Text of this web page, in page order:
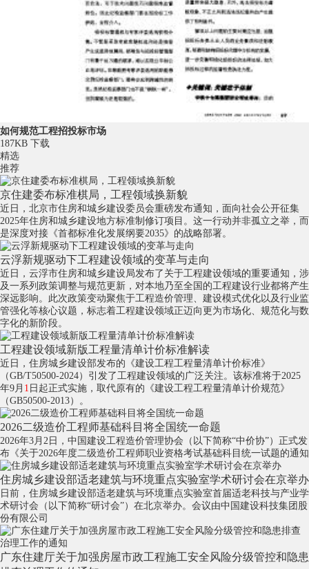
如何规范工程招投标市场
187KB 下载
精选
推荐
京住建委布标准棋局，工程领域换新貌
近日，北京市住房和城乡建设委员会重磅发布通知，面向社会公开征集
2025年住房和城乡建设地方标准制修订项目。这一行动并非孤立之举，而
是深度对接《首都标准化发展纲要2035》的战略部署。
云浮新规驱动下工程建设领域的变革与走向
近日，云浮市住房和城乡建设局发布了关于工程建设领域的重要通知，涉
及一系列政策调整与规范更新，对本地乃至全国的工程建设行业都将产生
深远影响。此次政策变动聚焦于工程造价管理、建设模式优化以及行业监
管强化等核心议题，标志着工程建设领域正迈向更为市场化、规范化与数
字化的新阶段。
工程建设领域新版工程量清单计价标准解读
近日，住房城乡建设部发布的《建设工程工程量清单计价标准》
（GB/T50500-2024）引发了工程建设领域的广泛关注。该标准将于2025
年9月 1 日起正式实施，取代原有的《建设工程工程量清单计价规范》
（GB50500-2013）。
2026二级造价工程师基础科目将全国统一命题
2026年3月2日，中国建设工程造价管理协会（以下简称“中价协”）正式发
布《关于2026年度二级造价工程师职业资格考试基础科目统一试题的通知
住房城乡建设部适老建筑与环境重点实验室学术研讨会在京举办
日前，住房城乡建设部适老建筑与环境重点实验室首届适老科技与产业学
术研讨会（以下简称“研讨会”）在北京举办。会议由中国建设科技集团股
份有限公司
广东住建厅关于加强房屋市政工程施工安全风险分级管控和隐患